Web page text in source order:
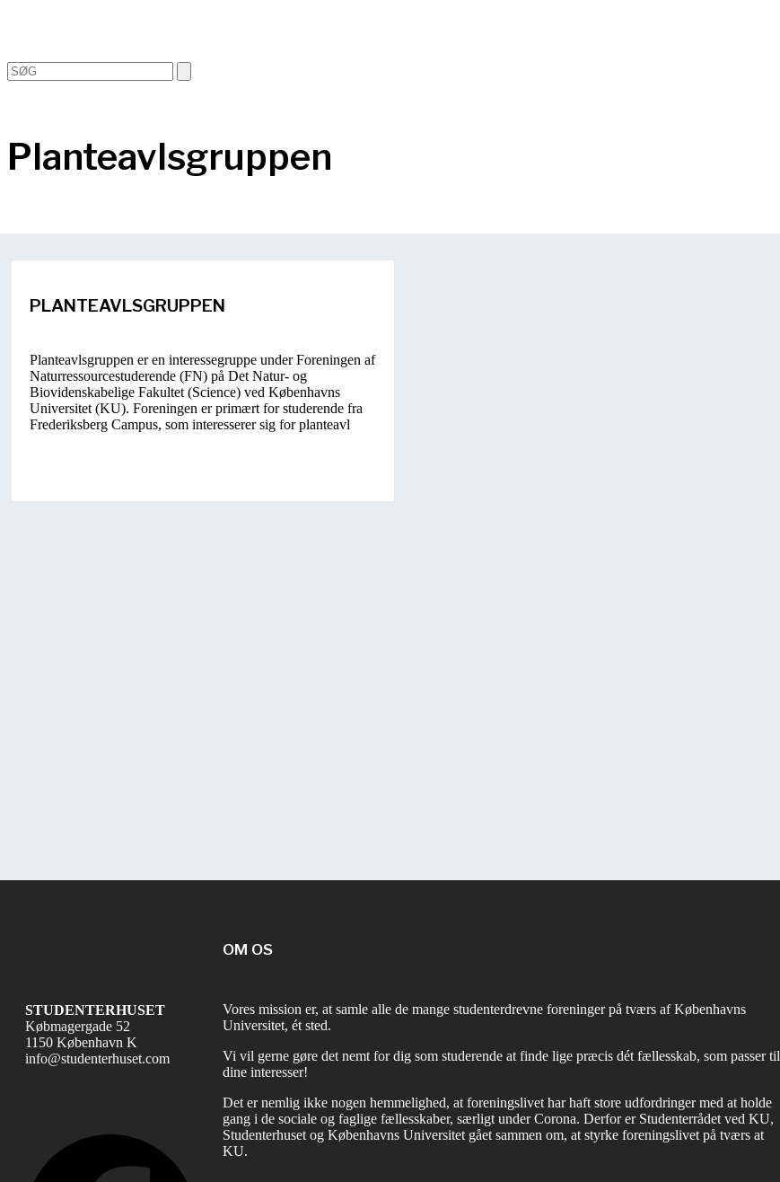
Open
mobile
Close
mobile
Search
Planteavlsgruppen
PLANTEAVLSGRUPPEN
Planteavlsgruppen er en interessegruppe under Foreningen af
Naturressourcestuderende (FN) på Det Natur- og
Biovidenskabelige Fakultet (Science) ved Københavns
Universitet (KU). Foreningen er primært for studerende fra
Frederiksberg Campus, som interesserer sig for planteavl
STUDENTERHUSET
Købmagergade 52
1150 København K
info@studenterhuset.com
Facebook
OM OS
Vores mission er, at samle alle de mange studenterdrevne foreninger på tværs af Københavns
Universitet, ét sted.
Vi vil gerne gøre det nemt for dig som studerende at finde lige præcis dét fællesskab, som passer til
dine interesser!
Det er nemlig ikke nogen hemmelighed, at foreningslivet har haft store udfordringer med at holde
gang i de sociale og faglige fællesskaber, særligt under Corona. Derfor er Studenterrådet ved KU,
Studenterhuset og Københavns Universitet gået sammen om, at styrke foreningslivet på tværs at
KU.